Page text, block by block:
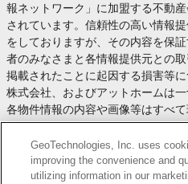
報ネットワーク」に加盟する不動
されています。信頼性の高い情報
をしておりますが、その内容を保
者のみなさまと各情報提供元との
掲載されたことに起因する損害等
株式会社、およびアットホームは一
各物件情報の内容や画像等はすべ
す。
お取引等（お取引の準備、資金調
や契約条件等について、 各情報提
身でご確認の上、判断してくださ
GeoTechnologies, Inc. uses
improving the convenience and
utilizing information in our